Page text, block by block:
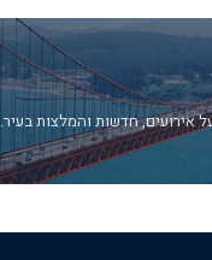
אירועים, חדשות והמלצות בעיר.